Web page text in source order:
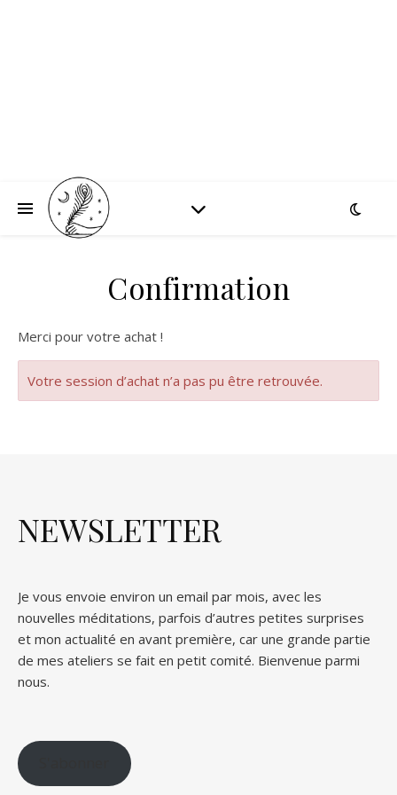
Confirmation
Merci pour votre achat !
Votre session d’achat n’a pas pu être retrouvée.
NEWSLETTER
Je vous envoie environ un email par mois, avec les
nouvelles méditations, parfois d’autres petites surprises
et mon actualité en avant première, car une grande partie
de mes ateliers se fait en petit comité. Bienvenue parmi
nous.